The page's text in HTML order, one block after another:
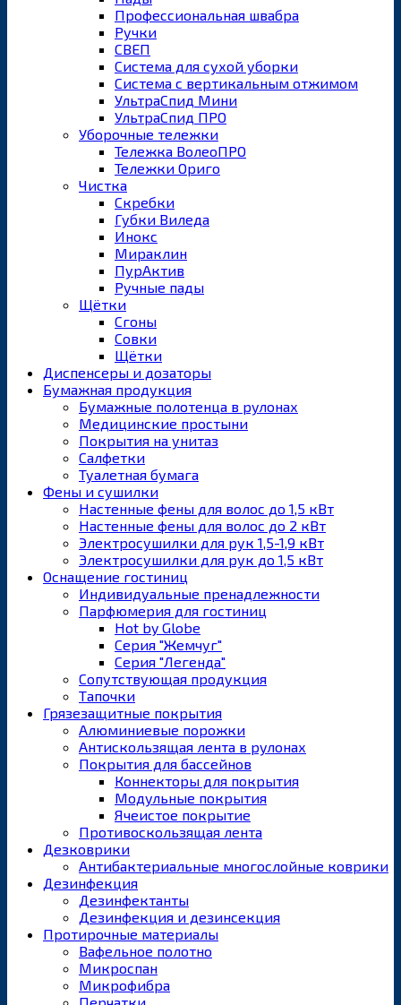
Профессиональная швабра
Ручки
СВЕП
Система для сухой уборки
Система с вертикальным отжимом
УльтраСпид Мини
УльтраСпид ПРО
Уборочные тележки
Тележка ВолеоПРО
Тележки Ориго
Чистка
Скребки
Губки Виледа
Инокс
Мираклин
ПурАктив
Ручные пады
Щётки
Сгоны
Совки
Щётки
Диспенсеры и дозаторы
Бумажная продукция
Бумажные полотенца в рулонах
Медицинские простыни
Покрытия на унитаз
Салфетки
Туалетная бумага
Фены и сушилки
Настенные фены для волос до 1,5 кВт
Настенные фены для волос до 2 кВт
Электросушилки для рук 1,5-1,9 кВт
Электросушилки для рук до 1,5 кВт
Оснащение гостиниц
Индивидуальные пренадлежности
Парфюмерия для гостиниц
Hot by Globe
Серия "Жемчуг"
Серия "Легенда"
Сопутствующая продукция
Тапочки
Грязезащитные покрытия
Алюминиевые порожки
Антискользящая лента в рулонах
Покрытия для бассейнов
Коннекторы для покрытия
Модульные покрытия
Ячеистое покрытие
Противоскользящая лента
Дезковрики
Антибактериальные многослойные коврики
Дезинфекция
Дезинфектанты
Дезинфекция и дезинсекция
Протирочные материалы
Вафельное полотно
Микроспан
Микрофибра